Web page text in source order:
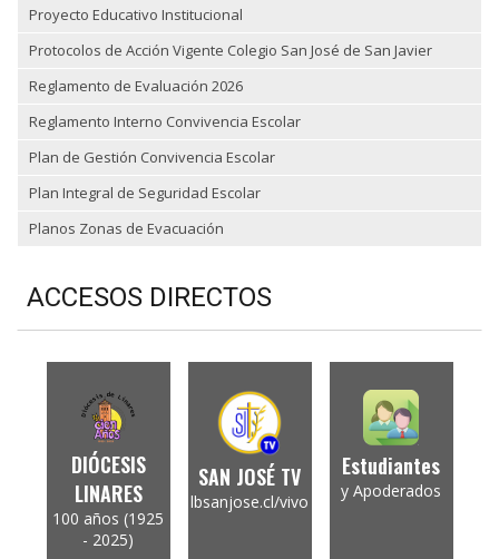
Proyecto Educativo Institucional
Protocolos de Acción Vigente Colegio San José de San Javier
Reglamento de Evaluación 2026
Reglamento Interno Convivencia Escolar
Plan de Gestión Convivencia Escolar
Plan Integral de Seguridad Escolar
Planos Zonas de Evacuación
ACCESOS DIRECTOS
DIÓCESIS
LINARES
100 años (1925
- 2025)
SAN JOSÉ TV
lbsanjose.cl/vivo
Estudiantes
y Apoderados